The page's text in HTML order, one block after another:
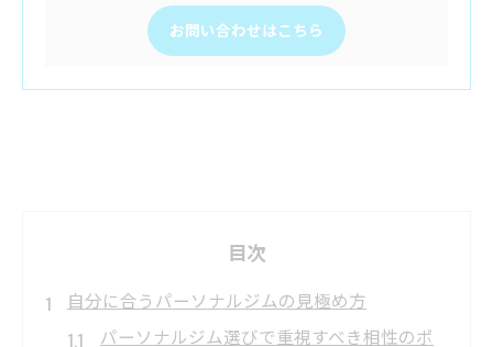
お問い合わせはこちら
目次
自分に合うパーソナルジムの見極め方
パーソナルジム選びで重視すべき相性のポ